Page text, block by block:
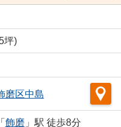
坪)
磨区中島
「 飾磨 」駅 徒歩8分